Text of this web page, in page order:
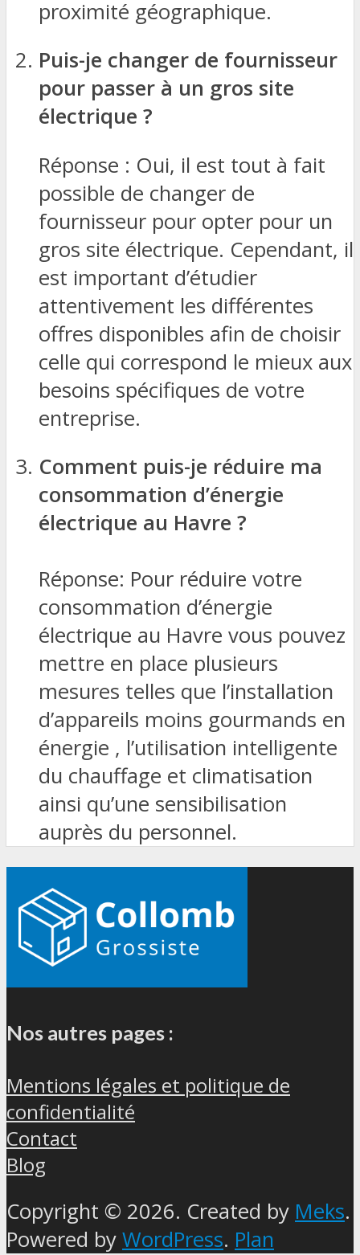
proximité géographique.
Puis-je changer de fournisseur
pour passer à un gros site
électrique ?
Réponse : Oui, il est tout à fait
possible de changer de
fournisseur pour opter pour un
gros site électrique. Cependant, il
est important d’étudier
attentivement les différentes
offres disponibles afin de choisir
celle qui correspond le mieux aux
besoins spécifiques de votre
entreprise.
Comment puis-je réduire ma
consommation d’énergie
électrique au Havre ?
Réponse: Pour réduire votre
consommation d’énergie
électrique au Havre vous pouvez
mettre en place plusieurs
mesures telles que l’installation
d’appareils moins gourmands en
énergie , l’utilisation intelligente
du chauffage et climatisation
ainsi qu’une sensibilisation
auprès du personnel.
Nos autres pages :
Mentions légales et politique de
confidentialité
Contact
Blog
Copyright © 2026. Created by Meks.
Powered by WordPress. Plan